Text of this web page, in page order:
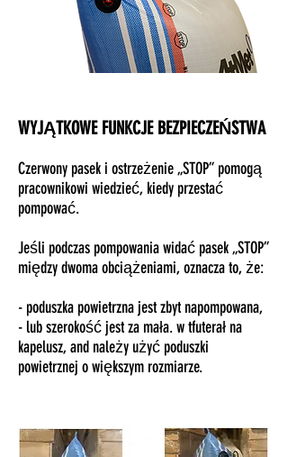
WYJĄTKOWE FUNKCJE BEZPIECZEŃSTWA
Czerwony pasek i ostrzeżenie „STOP” pomogą
pracownikowi wiedzieć, kiedy przestać
pompować.
Jeśli podczas pompowania widać pasek „STOP”
między dwoma obciążeniami, oznacza to, że:
- poduszka powietrzna jest zbyt napompowana,
- lub szerokość jest za mała. w tfuterał na
kapelusz, and należy użyć poduszki
powietrznej o większym rozmiarze.